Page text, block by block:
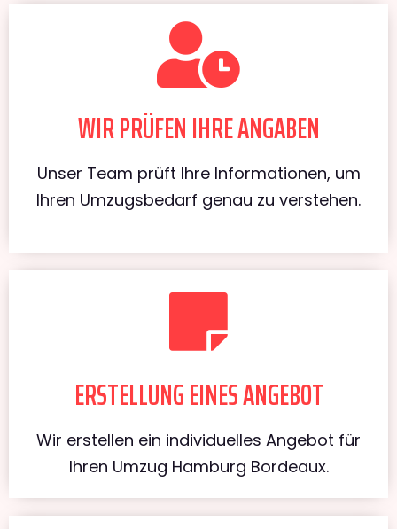
WIR PRÜFEN IHRE ANGABEN
Unser Team prüft Ihre Informationen, um
Ihren Umzugsbedarf genau zu verstehen.
ERSTELLUNG EINES ANGEBOT
Wir erstellen ein individuelles Angebot für
Ihren Umzug Hamburg Bordeaux.